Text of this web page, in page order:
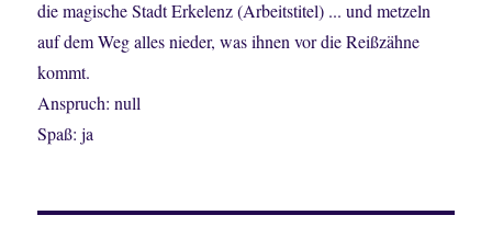
die magische Stadt Erkelenz (Arbeitstitel) ... und metzeln
auf dem Weg alles nieder, was ihnen vor die Reißzähne
kommt.
Anspruch: null
Spaß: ja